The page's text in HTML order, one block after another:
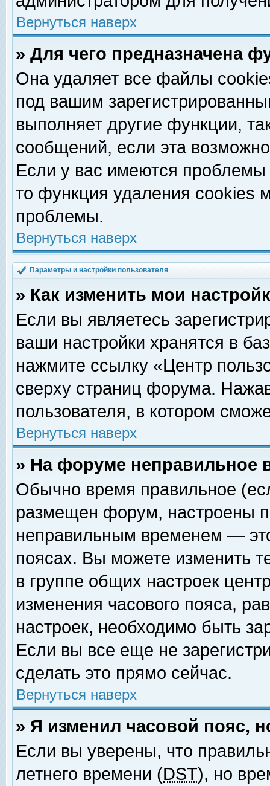
Вернуться наверх
» Для чего предназначена
Она удаляет все файлы
под вашим
выполняет другие функции,
сообщений, если эта
Если у вас имеются
то функция удаления cookies
проблемы.
Вернуться наверх
Параметры и настройки пользователя
» Как изменить мои
Если вы являетесь
ваши настройки хранятся в
нажмите ссылку «Центр
сверху страниц форума.
пользователя, в котором
Вернуться наверх
» На форуме неправильное
Обычно время правильное
размещен форум, настроены
неправильным временем —
поясах. Вы можете изменить
в группе общих настроек
изменения часового пояса,
настроек, необходимо быть
Если вы все еще не
сделать это прямо сейчас.
Вернуться наверх
» Я изменил часовой пояс,
Если вы уверены, что
летнего времени (DST), но